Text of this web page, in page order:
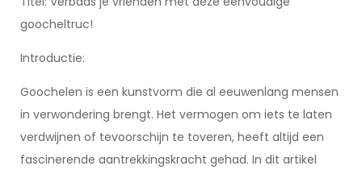
goocheltruc!
Introductie:
Goochelen is een kunstvorm die al eeuwenlang mensen
in verwondering brengt. Het vermogen om iets te laten
verdwijnen of tevoorschijn te toveren, heeft altijd een
fascinerende aantrekkingskracht gehad. In dit artikel